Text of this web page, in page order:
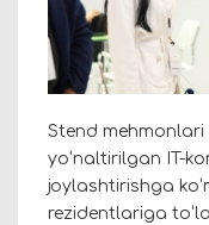
Stend
yoʻnaltirilgan IT-
joylashtirishga
rezidentlariga